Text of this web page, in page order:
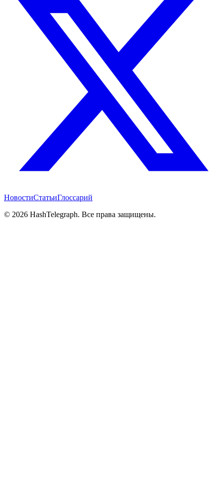
НовостиСтатьиГлоссарий
© 2026 HashTelegraph. Все права защищены.